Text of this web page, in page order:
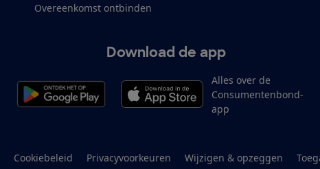
Overeenkomst ontbinden
Download de app
Alles over de
Consumentenbond-
app
Cookiebeleid Privacyvoorkeuren Wijzigen & opzeggen